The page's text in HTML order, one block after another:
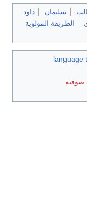
سليمان
داود
الطريقة المولوية
صوفية